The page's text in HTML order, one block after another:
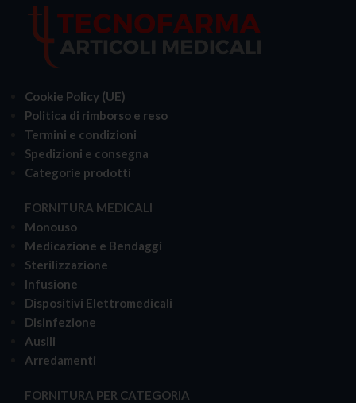
Cookie Policy (UE)
Politica di rimborso e reso
Termini e condizioni
Spedizioni e consegna
Categorie prodotti
FORNITURA MEDICALI
Monouso
Medicazione e Bendaggi
Sterilizzazione
Infusione
Dispositivi Elettromedicali
Disinfezione
Ausili
Arredamenti
FORNITURA PER CATEGORIA